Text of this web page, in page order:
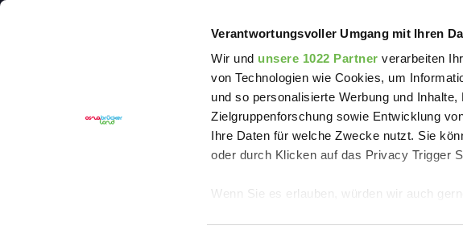
Verantwortungsvoller Umgang mit Ihren
Wir und unsere 1022 Partner verarbeiten
von Technologien wie Cookies, um
und so personalisierte Werbung und
Zielgruppenforschung sowie Entwicklung
Ihre Daten für welche Zwecke nutzt. Sie
oder durch Klicken auf das Privacy Trigger
Wenn Sie es erlauben, würden wir auch